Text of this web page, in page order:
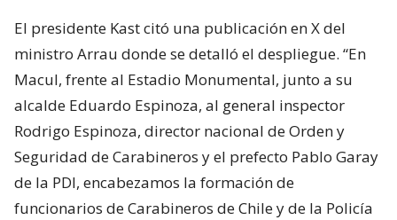
El presidente Kast citó una publicación en X del
ministro Arrau donde se detalló el despliegue. “En
Macul, frente al Estadio Monumental, junto a su
alcalde Eduardo Espinoza, al general inspector
Rodrigo Espinoza, director nacional de Orden y
Seguridad de Carabineros y el prefecto Pablo Garay
de la PDI, encabezamos la formación de
funcionarios de Carabineros de Chile y de la Policía